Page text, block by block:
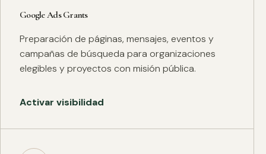
Google Ads Grants
Preparación de páginas, mensajes, eventos y
campañas de búsqueda para organizaciones
elegibles y proyectos con misión pública.
Activar visibilidad